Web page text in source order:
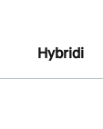
Hybridi